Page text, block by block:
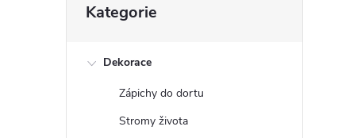
kategorie
Kategorie
Dekorace
Zápichy do dortu
Stromy života